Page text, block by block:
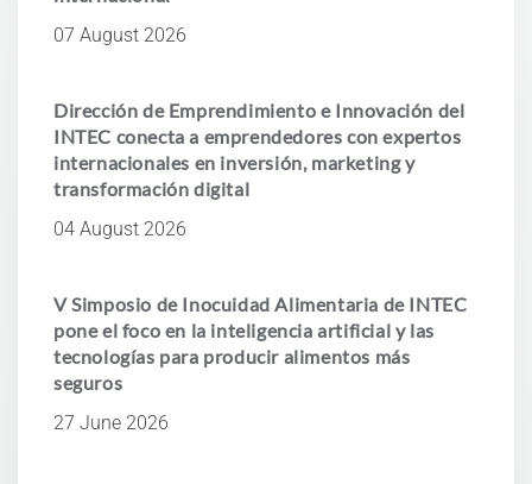
07 August 2026
Dirección de Emprendimiento e Innovación del
INTEC conecta a emprendedores con expertos
internacionales en inversión, marketing y
transformación digital
04 August 2026
V Simposio de Inocuidad Alimentaria de INTEC
pone el foco en la inteligencia artificial y las
tecnologías para producir alimentos más
seguros
27 June 2026